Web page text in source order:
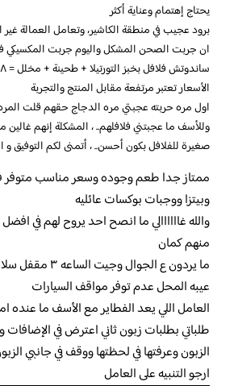
يحتاج إهتمام وعناية أكثر
برود عجيب في منطقة الكاشير، وتعامل العمالة غير
ان جربت الصحن المشكل واليوم جربت المكسيكي
ساندوتش فلافل بخبز التورتيلا + طحينة + مخلل = ٨ ريال
الأسعار تعتبر مرتفعة مقابل المنتج والتجربة
اول مره حربته عجبتي مره الدجاج حقهم قلت المره
وللأسف ما عجبتني فلافلهم.. ، المشكلة إنهم غالين
صغيرة للفلافل بكون أحسن.. ، أتمنى لكم التوفيق و
ممتاز جدا طعم وجوده وسعر مناسب متوفر
وبيتزا ووجبات بوكسات عائليه
والله غاااااالي ما انصح احد يروح لهم في
منهم كمان
ما يردون ع الجوال وجيت الساعه ٣ مقفل سلامات ؟!
عيبه المحل عدم توفر مواقف السيارات
العامل اللي يعد الفطاير مع الأسف ما عنده
طلباتي بطلبات زبون ثاني اعترض في
الزبون وعرفتها في لحظتها ووقف في جانبي
ارجو التنبيه على العامل